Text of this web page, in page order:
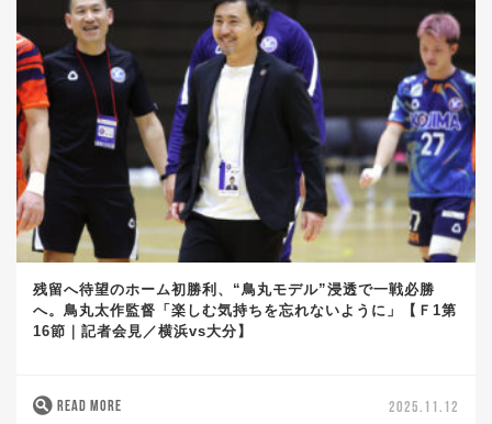
残留へ待望のホーム初勝利、“鳥丸モデル”浸透で一戦必勝
へ。鳥丸太作監督「楽しむ気持ちを忘れないように」【Ｆ1第
16節｜記者会見／横浜vs大分】
READ MORE 2025.11.12